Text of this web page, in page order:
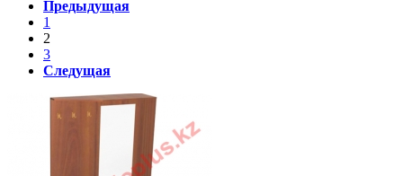
Предыдущая
1
2
3
Следущая